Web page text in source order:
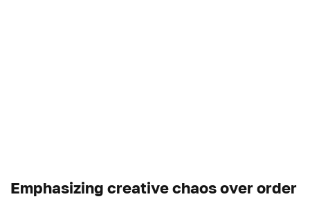
Emphasizing creative chaos over order